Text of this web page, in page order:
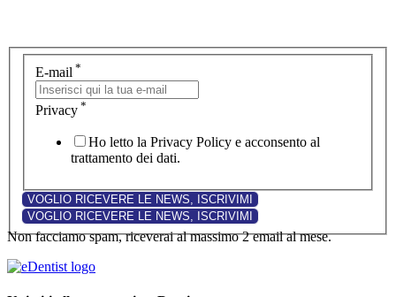
E-mail *
Privacy *
Ho letto la Privacy Policy e acconsento al
trattamento dei dati.
Non facciamo spam, riceverai al massimo 2 email al mese.